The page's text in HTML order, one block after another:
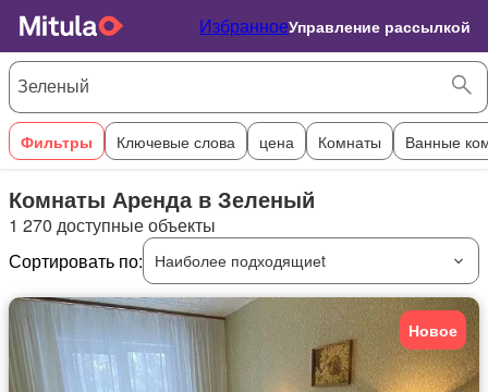
ИзбранноеУправление рассылкой
Фильтры Ключевые слова цена Комнаты Ванные
Комнаты Аренда в Зеленый
1 270 доступные объекты
Сортировать по:
Наиболее подходящиеt
Новое